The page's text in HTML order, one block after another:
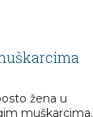
žena u
muškarcima.